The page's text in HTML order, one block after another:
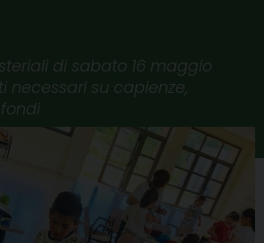
di sabato 16 maggio
necessari su capienze,